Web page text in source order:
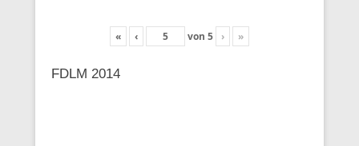
« ‹ von 5 › »
FDLM 2014